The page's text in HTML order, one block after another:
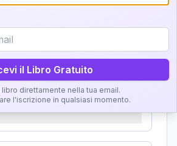
GRATIS
Figlio
il Libro Gratuito
libro direttamente nella tua email.
l'iscrizione in qualsiasi momento.